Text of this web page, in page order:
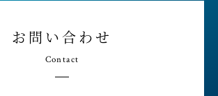
お問い合わせ
Contact